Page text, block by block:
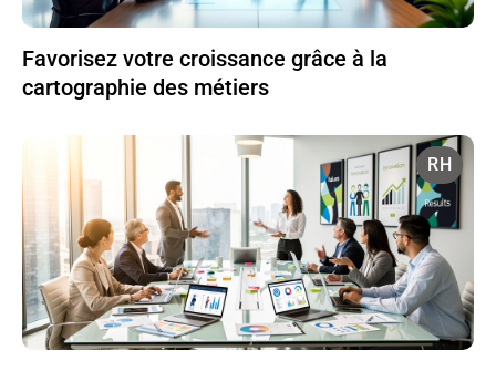
Favorisez votre croissance grâce à la
cartographie des métiers
RH